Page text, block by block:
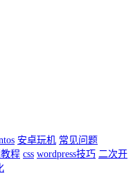
安卓玩机 常见问题
程 css wordpress技巧 二次开